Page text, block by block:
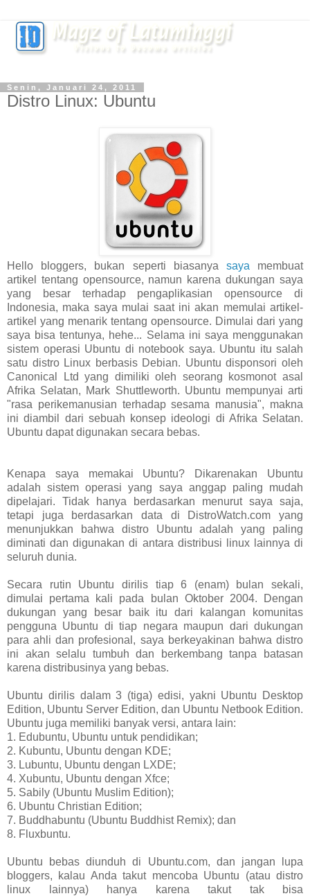
Senin, Januari 24, 2011
Distro Linux: Ubuntu
Hello bloggers, bukan seperti biasanya saya membuat
artikel tentang opensource, namun karena dukungan saya
yang besar terhadap pengaplikasian opensource di
Indonesia, maka saya mulai saat ini akan memulai artikel-
artikel yang menarik tentang opensource. Dimulai dari yang
saya bisa tentunya, hehe... Selama ini saya menggunakan
sistem operasi Ubuntu di notebook saya. Ubuntu itu salah
satu distro Linux berbasis Debian. Ubuntu disponsori oleh
Canonical Ltd yang dimiliki oleh seorang kosmonot asal
Afrika Selatan, Mark Shuttleworth. Ubuntu mempunyai arti
"rasa perikemanusian terhadap sesama manusia", makna
ini diambil dari sebuah konsep ideologi di Afrika Selatan.
Ubuntu dapat digunakan secara bebas.
Kenapa saya memakai Ubuntu? Dikarenakan Ubuntu
adalah sistem operasi yang saya anggap paling mudah
dipelajari. Tidak hanya berdasarkan menurut saya saja,
tetapi juga berdasarkan data di DistroWatch.com yang
menunjukkan bahwa distro Ubuntu adalah yang paling
diminati dan digunakan di antara distribusi linux lainnya di
seluruh dunia.
Secara rutin Ubuntu dirilis tiap 6 (enam) bulan sekali,
dimulai pertama kali pada bulan Oktober 2004. Dengan
dukungan yang besar baik itu dari kalangan komunitas
pengguna Ubuntu di tiap negara maupun dari dukungan
para ahli dan profesional, saya berkeyakinan bahwa distro
ini akan selalu tumbuh dan berkembang tanpa batasan
karena distribusinya yang bebas.
Ubuntu dirilis dalam 3 (tiga) edisi, yakni Ubuntu Desktop
Edition, Ubuntu Server Edition, dan Ubuntu Netbook Edition.
Ubuntu juga memiliki banyak versi, antara lain:
1. Edubuntu, Ubuntu untuk pendidikan;
2. Kubuntu, Ubuntu dengan KDE;
3. Lubuntu, Ubuntu dengan LXDE;
4. Xubuntu, Ubuntu dengan Xfce;
5. Sabily (Ubuntu Muslim Edition);
6. Ubuntu Christian Edition;
7. Buddhabuntu (Ubuntu Buddhist Remix); dan
8. Fluxbuntu.
Ubuntu bebas diunduh di Ubuntu.com, dan jangan lupa
bloggers, kalau Anda takut mencoba Ubuntu (atau distro
linux lainnya) hanya karena takut tak bisa